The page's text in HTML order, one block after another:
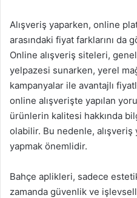
Alışveriş yaparken, online
arasındaki fiyat farklarını da
Online alışveriş siteleri,
yelpazesi sunarken, yerel
kampanyalar ile avantajlı
online alışverişte yapılan
ürünlerin kalitesi hakkında
olabilir. Bu nedenle, alışveriş
yapmak önemlidir.
Bahçe aplikleri, sadece
zamanda güvenlik ve